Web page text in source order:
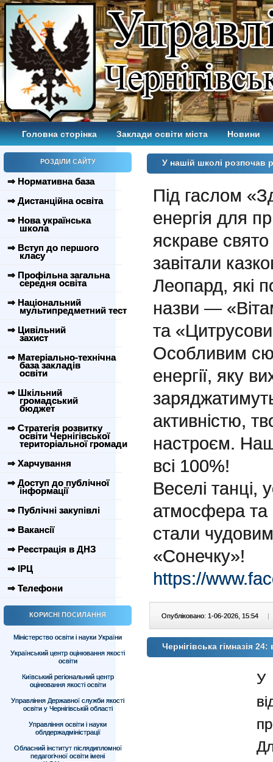
Головна сторінка Заклади освіти міста Новини
РОЗДІЛИ САЙТУ
⇒ Нормативна база
⇒ Дистанційна освіта
⇒ Нова українська
школа
⇒ Вступ до першого
класу
⇒ Профільна загальна
середня освіта
⇒ Національний
мультипредметний тест
⇒ Цивільний
захист
⇒ Матеріально-технічна
база закладів
освіти
⇒ Шкільний
громадський
бюджет
⇒ Стратегія розвитку
освіти Чернігівської
територіальної громади
⇒ Харчування
⇒ Доступ до публічної
інформації
⇒ Публічні закупівлі
⇒ Вакансії
⇒ Реєстрація в ДНЗ
⇒ ІРЦ
⇒ Телефони
КОРИСНІ ПОСИЛАННЯ
Міністерство освіти і науки України
Український центр оцінювання якості
освіти
Київський регіональний центр
оцінювання якості освіти
Управління Державної служби якості
освіти у Чернігівській області
Управління освіти і науки
облдержадміністрації
Обласний інститут післядипломної
педагогічної освіти імені
У нашій школі розпочав
Під гаслом
енергія для
яскраве
завітали
Леопард, які
назви —
та
Особливим
енергії, яку
активністю,
настроєм.
всі 100%!
Веселі танці,
атмосфера та
стали
«Сонечку»!
https://
Опубліковано: 1-06-2026, 15:54 |
Чернігівська гімназія
У